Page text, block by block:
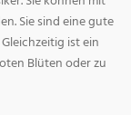
Sie sind eine gute
ist ein
Blüten oder zu